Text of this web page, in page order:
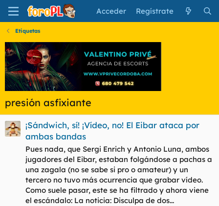
Acceder Regístrate
Etiquetas
presión asfixiante
‎¡Sándwich, sí! ¡Vídeo, no! El Eibar ataca por
ambas bandas
Pues nada, que Sergi Enrich y Antonio Luna, ambos
jugadores del Eibar, estaban folgándose a pachas a
una zagala (no se sabe si pro o amateur) y un
tercero no tuvo más ocurrencia que grabar vídeo.
Como suele pasar, este se ha filtrado y ahora viene
el escándalo: La noticia: Disculpa de dos...